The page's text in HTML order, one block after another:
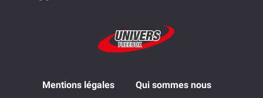
Mentions légales Qui sommes nous